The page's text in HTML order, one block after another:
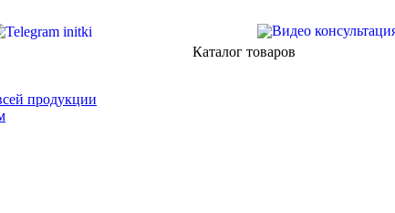
Каталог товаров
продукции